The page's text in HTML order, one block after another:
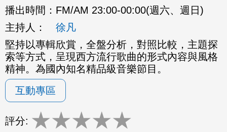
播出時間： FM/AM 23:00-00:00(週六、週日)
主持人：
徐凡
堅持以專輯欣賞，全盤分析，對照比較，主題探
索等方式，呈現西方流行歌曲的形式內容與風格
精神。為國內知名精品級音樂節目。
互動專區
評分: ★★★★★